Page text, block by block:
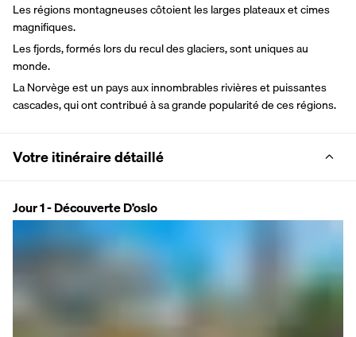
Les régions montagneuses côtoient les larges plateaux et cimes
magnifiques.
Les fjords, formés lors du recul des glaciers, sont uniques au
monde.
La Norvège est un pays aux innombrables rivières et puissantes
cascades, qui ont contribué à sa grande popularité de ces régions.
Votre itinéraire détaillé
Jour 1 - Découverte D’oslo